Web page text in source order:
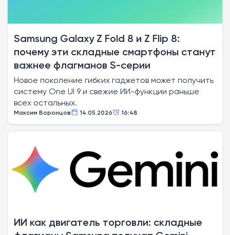
Samsung Galaxy Z Fold 8 и Z Flip 8:
почему эти складные смартфоны станут
важнее флагманов S-серии
Новое поколение гибких гаджетов может получить
систему One UI 9 и свежие ИИ-функции раньше
всех остальных.
Максим Воронцов 14.05.2026 16:48
ИИ как двигатель торговли: складные